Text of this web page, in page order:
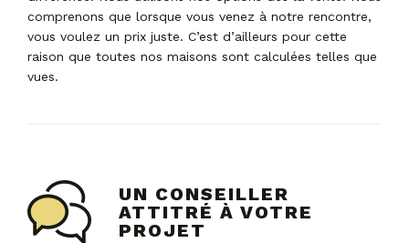
comprenons que lorsque vous venez à notre rencontre,
vous voulez un prix juste. C’est d’ailleurs pour cette
raison que toutes nos maisons sont calculées telles que
vues.
UN CONSEILLER
ATTITRÉ À VOTRE
PROJET